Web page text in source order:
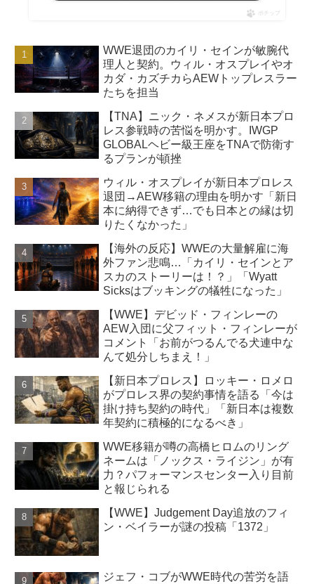
ポチップ
WWE退団のカイリ・セインが敏腕代
理人と契約。ウィル・オスプレイやオ
カダ・カズチカらAEWトップレスラー
たちを担当
【TNA】ニック・ネメスが新日本プロ
レス参戦時の苦悩を明かす。IWGP
GLOBALヘビー級王座をTNAで防衛す
るプランが頓挫
ウィル・オスプレイが新日本プロレス
退団→AEW移籍の理由を明かす「新日
本に納得できず…でも日本との縁は切
りたくなかった」
【海外の反応】WWEの大量解雇に海
外ファン悲鳴…「カイリ・セインとア
スカのストーリーは！？」「Wyatt
Sicksはブッキングの犠牲になった」
【WWE】デビッド・フィンレーの
AEW入団に父フィット・フィンレーが
コメント「お前がつるんでる犬連中な
んて処分しちまえ！」
【新日本プロレス】ロッキー・ロメロ
がプロレス界の契約事情を語る「今は
掛け持ち契約の時代」「新日本は複数
年契約に積極的になるべき」
WWE移籍が噂の高橋ヒロムのリング
ネームは「ノックス・ライジン」が有
力？パフォーマンスセンター入り目前
と報じられる
【WWE】Judgement Day追放のフィ
ン・ベイラーが謎の投稿「1372」
ジェフ・コブがWWE時代の苦労を語